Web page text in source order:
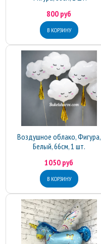
800 руб
Воздушное облако, Фигура,
Белый, 66см, 1 шт.
1050 руб